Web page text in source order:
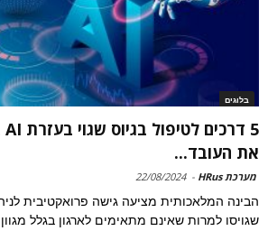
בלוגים
את העובד...
מערכת HRus -
22/08/2024
הבינה המלאכותית מציעה גישה פרואקטיבית
שגויסו למרות שאינם מתאימים לארגון בגלל